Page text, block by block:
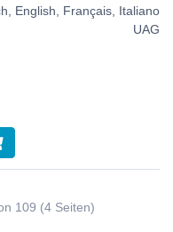
English, Français, Italiano
UAG
109 (4 Seiten)